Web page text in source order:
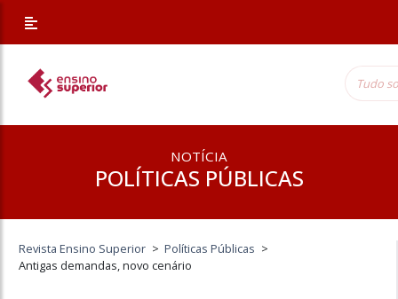
NOTÍCIA
POLÍTICAS PÚBLICAS
Revista Ensino Superior > Políticas Públicas >
Antigas demandas, novo cenário